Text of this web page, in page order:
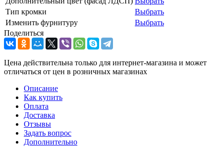
Тип кромки
Выбрать
Изменить фурнитуру
Выбрать
Поделиться
Цена действительна только для интернет-магазина и может
отличаться от цен в розничных магазинах
Описание
Как купить
Оплата
Доставка
Отзывы
Задать вопрос
Дополнительно